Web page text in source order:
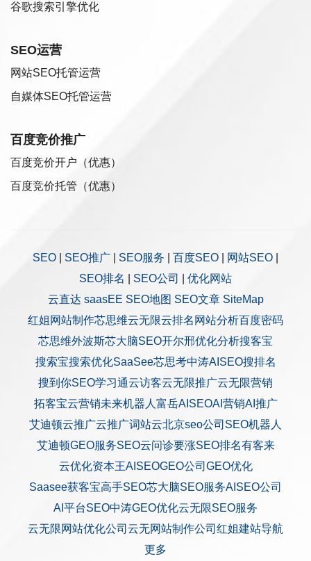
谷歌搜索引擎优化
SEO运营
网站SEO托管运营
自媒体SEO托管运营
百度竞价推广
百度竞价开户（优惠）
百度竞价托管（优惠）
SEO SEO推广 SEO服务 百度SEO 网站SEO
SEO排名
SEO公司
优化网站
云直达 saasEE SEO地图 SEO文章 SiteMap
红姐网站制作芯思维云无限云排名 网站分析百度密码
芯思维外波斯芯大脑SEO开尔邢优化分析搜客宝
搜索宝搜索优化SaaSee芯思考中涛AISEO搜排名
搜到你SEO学习通云访客云无限推广云无限营销
拓客宝云营销未来机器人 富岳AISEOAI营销AI推广
艾迪顿云推广云推广词站云北京seo公司 SEO机器人
艾迪顿GEO服务SEO云问诊要涨SEO排名有客来
云优化资本王AISEOGEO公司 GEO优化
Saasee获客宝高手SEO芯大脑SEO服务AISEO公司
AI平台SEO中涛GEO优化云无限SEO服务
云无限网站优化公司 云无网站制作公司 红姐建站导航
更多